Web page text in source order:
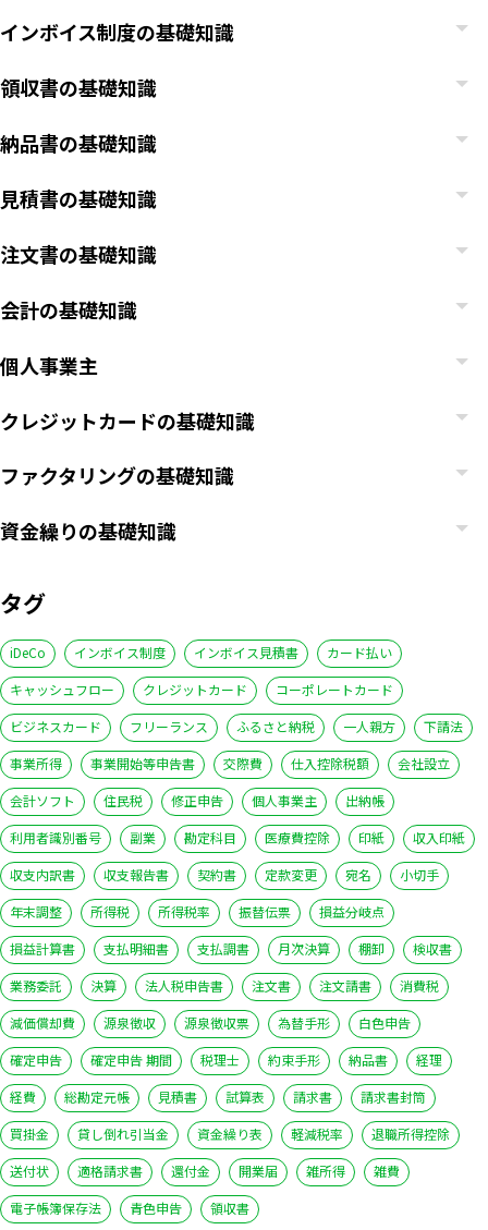
インボイス制度の基礎知識
領収書の基礎知識
納品書の基礎知識
見積書の基礎知識
注文書の基礎知識
会計の基礎知識
個人事業主
クレジットカードの基礎知識
ファクタリングの基礎知識
資金繰りの基礎知識
タグ
iDeCo インボイス制度 インボイス見積書
カード払い
キャッシュフロー
クレジットカード
コーポレートカード
ビジネスカード
フリーランス ふるさと納税 一人親方
下請法
事業所得
事業開始等申告書 交際費 仕入控除税額
会社設立
会計ソフト
住民税 修正申告 個人事業主
出納帳
利用者識別番号
副業 勘定科目 医療費控除 印紙
収入印紙
収支内訳書
収支報告書 契約書 定款変更 宛名
小切手
年末調整
所得税 所得税率 振替伝票
損益分岐点
損益計算書
支払明細書 支払調書 月次決算 棚卸
検収書
業務委託
決算 法人税申告書 注文書 注文請書
消費税
減価償却費
源泉徴収 源泉徴収票 為替手形
白色申告
確定申告
確定申告 期間 税理士 約束手形 納品書
経理
経費
総勘定元帳 見積書 試算表 請求書
請求書封筒
買掛金
貸し倒れ引当金 資金繰り表 軽減税率
退職所得控除
送付状
適格請求書 還付金 開業届 雑所得
雑費
電子帳簿保存法
青色申告 領収書